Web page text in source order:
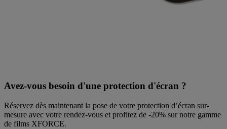
Avez-vous besoin d'une protection d'écran ?
Réservez dès maintenant la pose de votre protection d’écran sur-
mesure avec votre rendez-vous et profitez de -20% sur notre gamme
de films XFORCE.